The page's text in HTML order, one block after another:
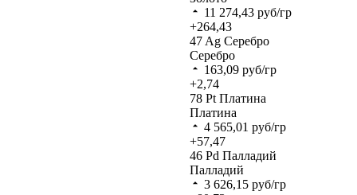
11 274,43 руб/гр
+264,43
47 Ag Серебро
Серебро
163,09 руб/гр
+2,74
78 Pt Платина
Платина
4 565,01 руб/гр
+57,47
46 Pd Палладий
Палладий
3 626,15 руб/гр